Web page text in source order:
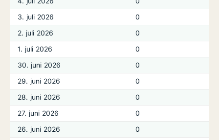
3. juli 2026
0
2. juli 2026
0
1. juli 2026
0
30. juni 2026
0
29. juni 2026
0
28. juni 2026
0
27. juni 2026
0
26. juni 2026
0